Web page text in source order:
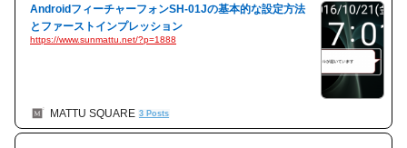
AndroidフィーチャーフォンSH-01Jの基本的な設定方法
とファーストインプレッション
https://www.sunmattu.net/?p=1888
MATTU SQUARE 3 Posts